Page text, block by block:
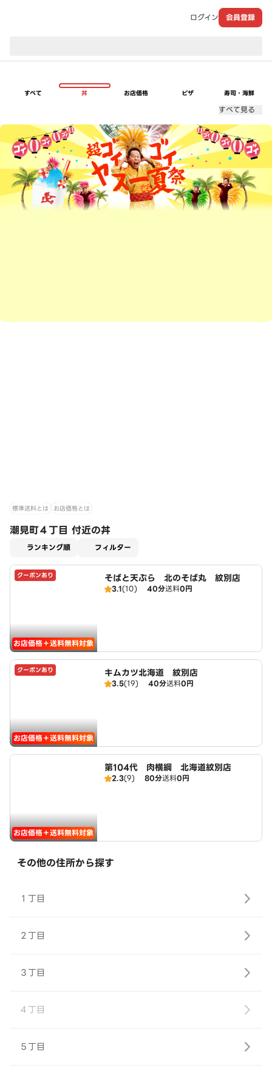
ログイン 会員登録
すべて 丼 お店価格 ピザ 寿司・海鮮
すべて見る
超ゴイゴイヤスー夏祭
標準送料とは お店価格とは
潮見町４丁目 付近の丼
ランキング順 フィルター
クーポンあり
お店価格＋送料無料対象
そばと天ぷら 北のそば丸 紋別店
3.1(10) 40分送料0円
クーポンあり
お店価格＋送料無料対象
キムカツ北海道 紋別店
3.5(19) 40分送料0円
お店価格＋送料無料対象
第104代 肉横綱 北海道紋別店
2.3(9) 80分送料0円
その他の住所から探す
１丁目
２丁目
３丁目
４丁目
５丁目